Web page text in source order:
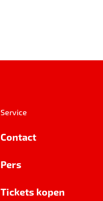
Service
Contact
Pers
Tickets kopen